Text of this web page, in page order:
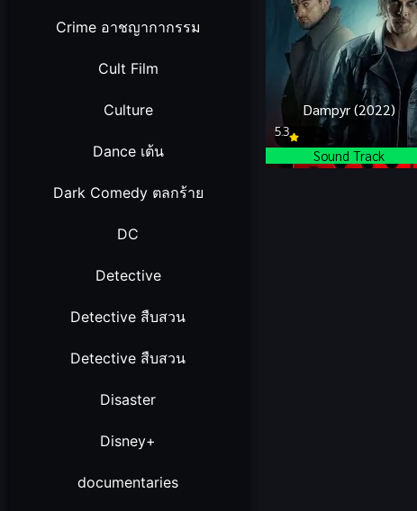
Crime อาชญากากรรม
Cult Film
Culture
Dance เต้น
Dark Comedy ตลกร้าย
DC
Detective
Detective สืบสวน
Detective สืบสวน
Disaster
Disney+
documentaries
Dampyr (2022)
5.3
Sound Track